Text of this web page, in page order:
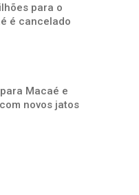
para o
é cancelado
Macaé e
novos jatos